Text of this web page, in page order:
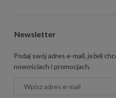
Newsletter
Podaj swój adres e-mail, jeżeli
nowościach i promocjach.